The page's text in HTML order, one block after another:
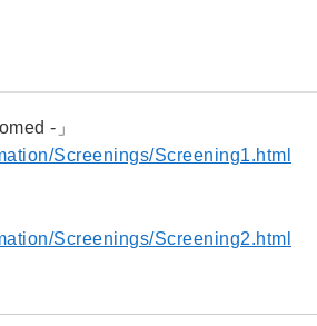
-」
Screenings/Screening1.html
Screenings/Screening2.html